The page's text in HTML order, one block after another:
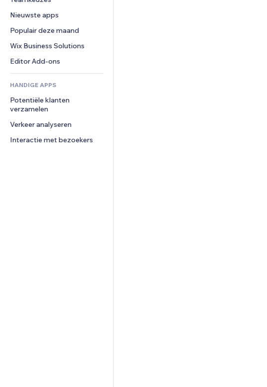
Opslagoplossingen
Dropshipping
Prijzen en abonnementen
Crowdfunding
Eten en drinken
PDF
Bestanden delen
Nieuws
Pagina templates
Afbeeldingseffecten
Knoppen en menu's
Banners en badges
Rekenmachines
Zoeken
Weer
Grafieken en tabellen
Enquêtes
Chat
Opmerkingen
Telefoonnummer
Community
Beoordelingen en testimonials
CRM
Nieuwste apps
Populair deze maand
Wix Business Solutions
Editor Add-ons
HANDIGE APPS
Potentiële klanten
verzamelen
Verkeer analyseren
Interactie met bezoekers